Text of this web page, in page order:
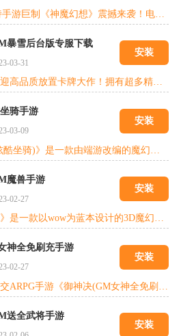
暴雪后台版专服下载
03-31
安装
骑手游
03-09
安装
魔兽手游
02-27
安装
《英雄计划》是一款以wow为蓝本设计的3D魔幻MMOARPG手游。顶尖3D引擎，庞大的世界观、无缝连接的大地图，超华丽360°旋转视角，完美再现艾泽拉斯经典场景。燃烧军团复仇的战火席卷大陆，MC、BWL、NAXX等历代经典副本军团BOSS汹涌来袭，大酋长、暴风国王、氏族首领等著名英雄将登场出战。部落VS联盟，霸天的战鼓再次响起!勇士们，踏上新的征程，邀上昔日战友一起组团开荒吧!为荣耀与信仰而战!
神全免刷充手游
02-27
安装
送全武将手游
安装